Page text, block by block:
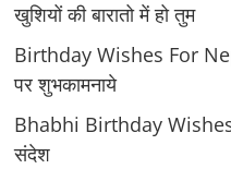
खुशियों की बारातो में हो तुम
Birthday Wishes For
पर शुभकामनाये
Bhabhi Birthday Wishes
संदेश